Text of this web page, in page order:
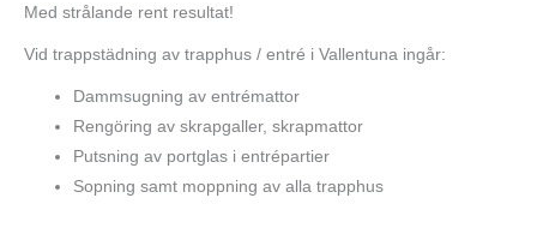
Med strålande rent resultat!
Vid trappstädning av trapphus / entré i Vallentuna ingår:
Dammsugning av entrémattor
Rengöring av skrapgaller, skrapmattor
Putsning av portglas i entrépartier
Sopning samt moppning av alla trapphus